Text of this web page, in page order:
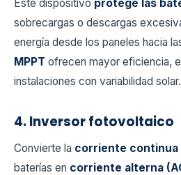
Este dispositivo protege las
sobrecargas o descargas
energía desde los paneles hacia
MPPT ofrecen mayor eficiencia,
instalaciones con variabilidad solar.
4. Inversor fotovoltaico
Convierte la corriente continua
baterías en corriente alterna